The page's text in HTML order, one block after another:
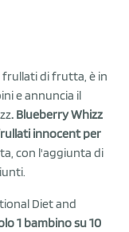
frullati di frutta, è in
e annuncia il
. Blueberry Whizz
innocent per
con l'aggiunta di
Diet and
1 bambino su 10